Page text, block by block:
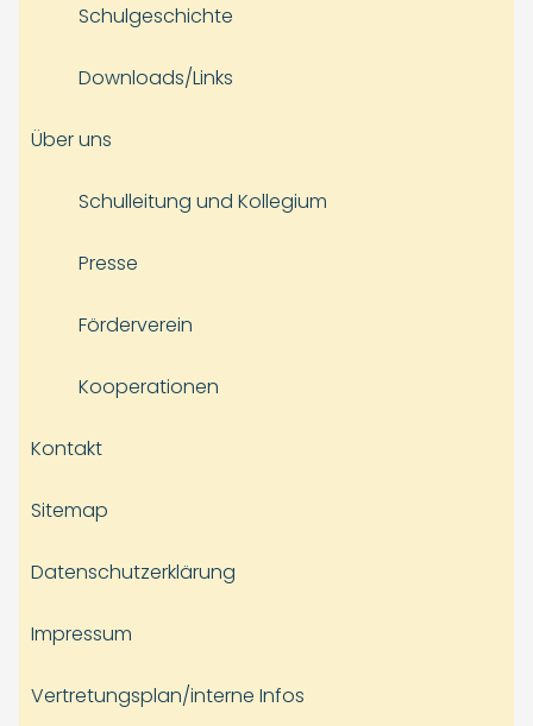
Schulgeschichte
Downloads/Links
Über uns
Schulleitung und Kollegium
Presse
Förderverein
Kooperationen
Kontakt
Sitemap
Datenschutzerklärung
Impressum
Vertretungsplan/interne Infos